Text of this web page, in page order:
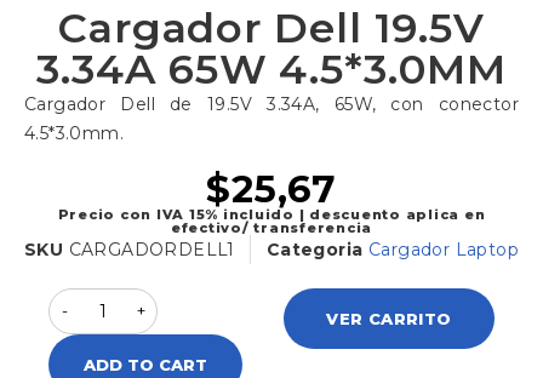
Cargador Dell 19.5V
3.34A 65W 4.5*3.0MM
Cargador Dell de 19.5V 3.34A, 65W, con conector
4.5*3.0mm.
$25,67
Precio con IVA 15% incluido | descuento aplica en
efectivo/ transferencia
SKU CARGADORDELL1 Categoria Cargador Laptop
ADD TO CART
VER CARRITO